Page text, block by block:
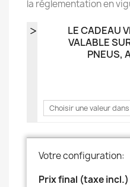
la réglementation en
LE CADEAU
VALABLE
PNEUS,
Choisir une valeur
Votre configuration:
Prix final (taxe incl.)